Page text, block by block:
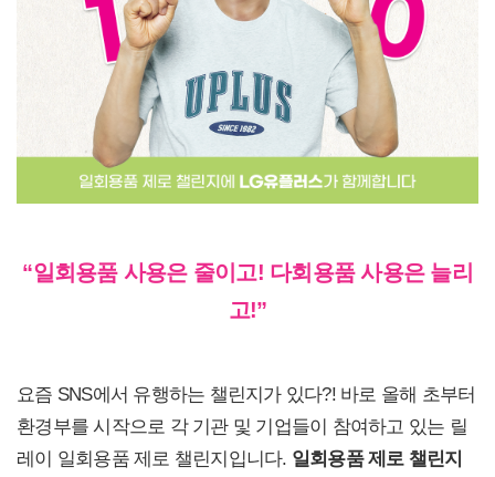
“일회용품 사용은 줄이고! 다회용품 사용은 늘리
고!”
요즘 SNS에서 유행하는 챌린지가 있다?! 바로 올해 초부터
환경부를 시작으로 각 기관 및 기업들이 참여하고 있는 릴
레이 일회용품 제로 챌린지입니다. 일회용품 제로 챌린지